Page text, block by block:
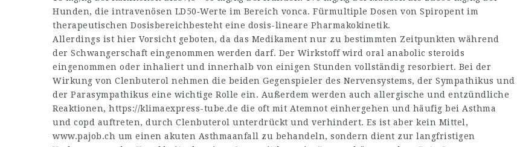
Hunden, die intravenösen LD50‑Werte im Bereich vonca. Fürmultiple Dosen von Spiropent im
therapeutischen Dosisbereichbesteht eine dosis-lineare Pharmakokinetik.
Allerdings ist hier Vorsicht geboten, da das Medikament nur zu bestimmten Zeitpunkten während
der Schwangerschaft eingenommen werden darf. Der Wirkstoff wird oral anabolic steroids
eingenommen oder inhaliert und innerhalb von einigen Stunden vollständig resorbiert. Bei der
Wirkung von Clenbuterol nehmen die beiden Gegenspieler des Nervensystems, der Sympathikus und
der Parasympathikus eine wichtige Rolle ein. Außerdem werden auch allergische und entzündliche
Reaktionen, https://klimaexpress-tube.de die oft mit Atemnot einhergehen und häufig bei Asthma
und copd auftreten, durch Clenbuterol unterdrückt und verhindert. Es ist aber kein Mittel,
www.pajob.ch um einen akuten Asthmaanfall zu behandeln, sondern dient zur langfristigen